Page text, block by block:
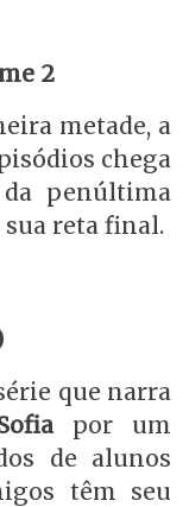
2
metade, a
chega
penúltima
reta final.
que narra
por um
de alunos
têm seu